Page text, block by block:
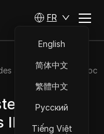
FR
English
简体中文
繁體中文
Русский
Tiếng Việt
adresses IP de Maroc
Plage